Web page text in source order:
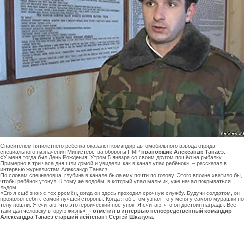
Спасителем пятилетнего ребёнка оказался командир автомобильного взвода отряда
специального назначения Министерства обороны ПМР прапорщик Александр Танасэ.
«У меня тогда был День Рождения. Утром 5 января со своим другом пошёл на рыбалку.
Примерно в три часа дня шли домой и увидели, как в канал упал ребёнок», – рассказал в
интервью журналистам Александр Танасэ.
По словам спецназовца, глубина в канале была ему почти по голову. Этого вполне хватило бы,
чтобы ребёнок утонул. К тому же водоём, в который упал мальчик, уже начал покрываться
льдом.
«Его я ещё знаю с тех времён, когда он здесь проходил срочную службу. Будучи солдатом, он
проявлял себя с самой лучшей стороны. Когда я об этом узнал, то у меня у самого мурашки по
телу пошли. Я считаю, что это героический поступок. Я считаю, что он достоин награды. Всё-
таки дал человеку вторую жизнь», – отметил в интервью непосредственный командир
Александра Танасэ старший лейтенант Сергей Шкатула.